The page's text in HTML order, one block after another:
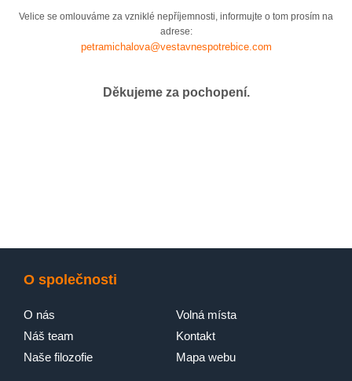
Velice se omlouváme za vzniklé nepříjemnosti, informujte o tom prosím na
adrese:
petramichalova@vestavnespotrebice.com
Děkujeme za pochopení.
O společnosti
O nás
Náš team
Naše filozofie
Volná místa
Kontakt
Mapa webu